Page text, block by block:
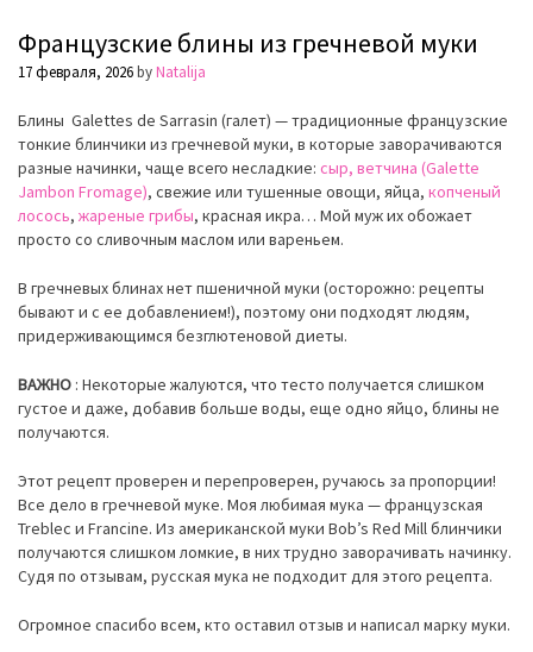
Французские блины из гречневой муки
17 февраля, 2026byNatalija
Блины Galettes de Sarrasin (галет) — традиционные французские
тонкие блинчики из гречневой муки, в которыe заворачиваются
разные начинки, чаще всего несладкие: сыр, ветчина (Galette
Jambon Fromage), свежие или тушенные овощи, яйца, копченый
лосось, жареные грибы, красная икра… Мой муж их обожает
просто со сливочным маслом или вареньем.
В гречневых блинах нет пшеничной муки (осторожно: рецепты
бывают и с ее добавлением!), поэтому они подходят людям,
придерживающимся безглютеновой диеты.
ВАЖНО : Некоторые жалуются, что тесто получается слишком
густое и даже, добавив больше воды, еще одно яйцо, блины не
получаются.
Этот рецепт проверен и перепроверен, ручаюсь за пропорции!
Все дело в гречневой муке. Моя любимая мука — французская
Treblec и Francine. Из американской муки Bob’s Red Mill блинчики
получаются слишком ломкие, в них трудно заворачивать начинку.
Судя по отзывам, русская мука не подходит для этого рецепта.
Огромное спасибо всем, кто оставил отзыв и написал марку муки.